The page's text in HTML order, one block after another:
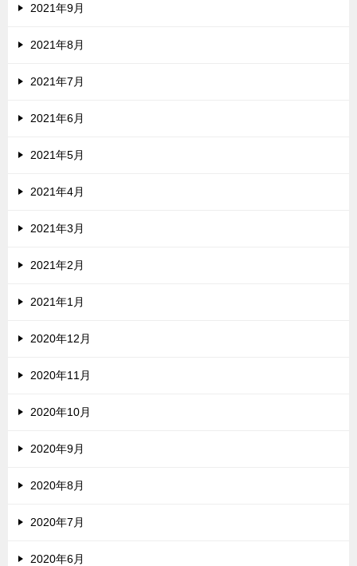
2021年9月
2021年8月
2021年7月
2021年6月
2021年5月
2021年4月
2021年3月
2021年2月
2021年1月
2020年12月
2020年11月
2020年10月
2020年9月
2020年8月
2020年7月
2020年6月